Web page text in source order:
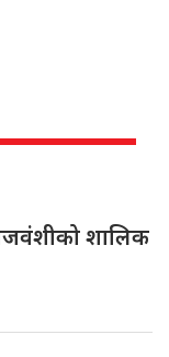
शालिक